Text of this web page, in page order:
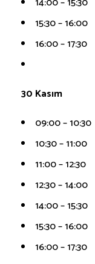
15:30 – 16:00
16:00 –
30 Kasım
09:00 –
10:30 – 11:00
11:00 –
12:30 – 14:00
14:00 –
15:30 – 16:00
16:00 –